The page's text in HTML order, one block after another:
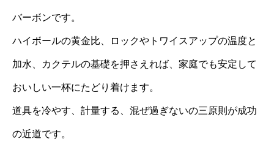
バーボンです。
ハイボールの黄金比、ロックやトワイスアップの温度と
加水、カクテルの基礎を押さえれば、家庭でも安定して
おいしい一杯にたどり着けます。
道具を冷やす、計量する、混ぜ過ぎないの三原則が成功
の近道です。